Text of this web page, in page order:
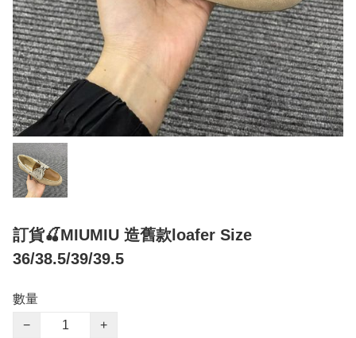
訂貨🍒MIUMIU 造舊款loafer Size
36/38.5/39/39.5
數量
−
+